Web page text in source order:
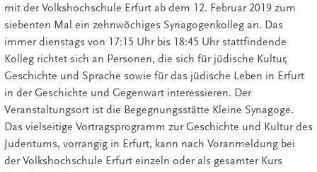
mit der Volkshochschule Erfurt ab dem 12. Februar 2019 zum
siebenten Mal ein zehnwöchiges Synagogenkolleg an. Das
immer dienstags von 17:15 Uhr bis 18:45 Uhr stattfindende
Kolleg richtet sich an Personen, die sich für jüdische Kultur,
Geschichte und Sprache sowie für das jüdische Leben in Erfurt
in der Geschichte und Gegenwart interessieren. Der
Veranstaltungsort ist die Begegnungsstätte Kleine Synagoge.
Das vielseitige Vortragsprogramm zur Geschichte und Kultur des
Judentums, vorrangig in Erfurt, kann nach Voranmeldung bei
der Volkshochschule Erfurt einzeln oder als gesamter Kurs